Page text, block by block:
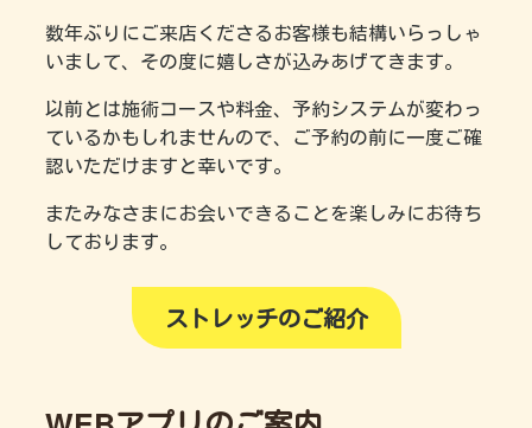
数年ぶりにご来店くださるお客様も結構いらっしゃ
いまして、その度に嬉しさが込みあげてきます。
以前とは施術コースや料金、予約システムが変わっ
ているかもしれませんので、ご予約の前に一度ご確
認いただけますと幸いです。
またみなさまにお会いできることを楽しみにお待ち
しております。
ストレッチのご紹介